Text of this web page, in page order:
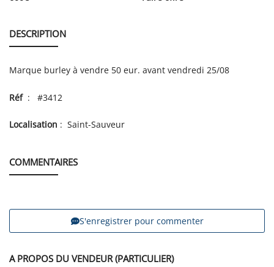
DESCRIPTION
Marque burley à vendre 50 eur. avant vendredi 25/08
Réf: #3412
Localisation : Saint-Sauveur
COMMENTAIRES
S'enregistrer pour commenter
A PROPOS DU VENDEUR (PARTICULIER)